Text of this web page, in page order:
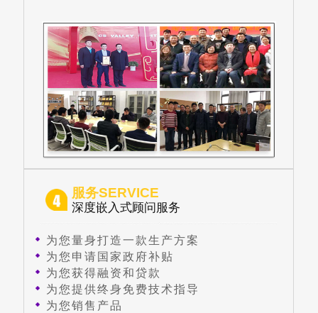
服务SERVICE
深度嵌入式顾问服务
为您量身打造一款生产方案
为您申请国家政府补贴
为您获得融资和贷款
为您提供终身免费技术指导
为您销售产品